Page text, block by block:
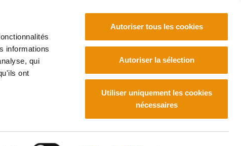
informations
qui
ont
Autoriser tous les cookies
Autoriser la sélection
Utiliser uniquement les cookies
nécessaires